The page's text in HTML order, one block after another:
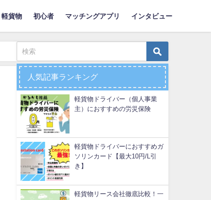
軽貨物 初心者 マッチングアプリ インタビュー
人気記事ランキング
軽貨物ドライバー（個人事業
主）におすすめの労災保険
軽貨物ドライバーにおすすめガ
ソリンカード【最大10円/L引
き】
軽貨物リース会社徹底比較！一